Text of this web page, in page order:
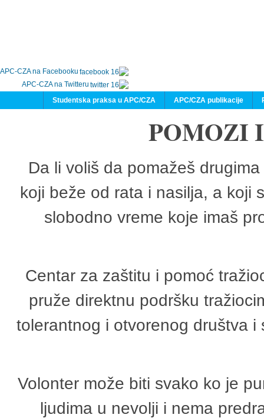
APC-CZA na Facebooku
APC-CZA na Twitteru
APC/CZA publikacije
Studentska praksa u APC/CZA
POMOZI
Da li voliš da pomažeš
koji beže od rata i nasilja, a koji
slobodno vreme koje imaš
Centar za zaštitu i pomoć
pruže direktnu podršku
tolerantnog i otvorenog društva
Volonter može biti svako ko je
ljudima u nevolji i nema